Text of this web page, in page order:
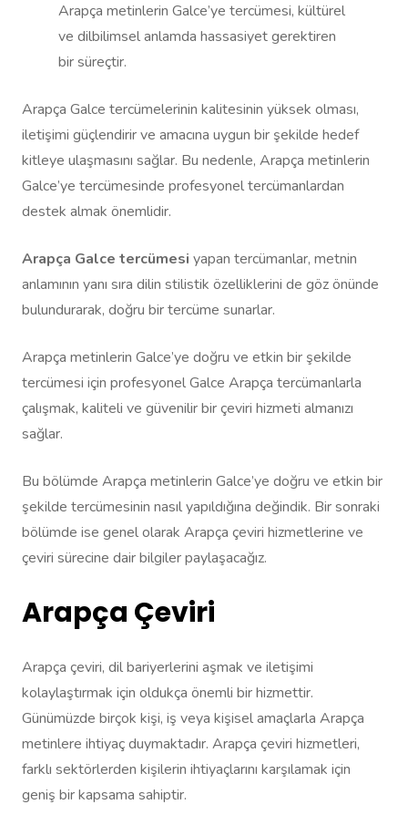
Arapça metinlerin Galce’ye tercümesi, kültürel
ve dilbilimsel anlamda hassasiyet gerektiren
bir süreçtir.
Arapça Galce tercümelerinin kalitesinin yüksek olması,
iletişimi güçlendirir ve amacına uygun bir şekilde hedef
kitleye ulaşmasını sağlar. Bu nedenle, Arapça metinlerin
Galce’ye tercümesinde profesyonel tercümanlardan
destek almak önemlidir.
Arapça Galce tercümesi yapan tercümanlar, metnin
anlamının yanı sıra dilin stilistik özelliklerini de göz önünde
bulundurarak, doğru bir tercüme sunarlar.
Arapça metinlerin Galce’ye doğru ve etkin bir şekilde
tercümesi için profesyonel Galce Arapça tercümanlarla
çalışmak, kaliteli ve güvenilir bir çeviri hizmeti almanızı
sağlar.
Bu bölümde Arapça metinlerin Galce’ye doğru ve etkin bir
şekilde tercümesinin nasıl yapıldığına değindik. Bir sonraki
bölümde ise genel olarak Arapça çeviri hizmetlerine ve
çeviri sürecine dair bilgiler paylaşacağız.
Arapça Çeviri
Arapça çeviri, dil bariyerlerini aşmak ve iletişimi
kolaylaştırmak için oldukça önemli bir hizmettir.
Günümüzde birçok kişi, iş veya kişisel amaçlarla Arapça
metinlere ihtiyaç duymaktadır. Arapça çeviri hizmetleri,
farklı sektörlerden kişilerin ihtiyaçlarını karşılamak için
geniş bir kapsama sahiptir.